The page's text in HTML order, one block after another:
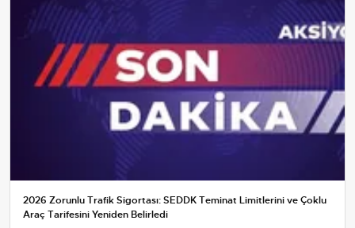
2026 Zorunlu Trafik Sigortası: SEDDK Teminat Limitlerini ve Çoklu
Araç Tarifesini Yeniden Belirledi